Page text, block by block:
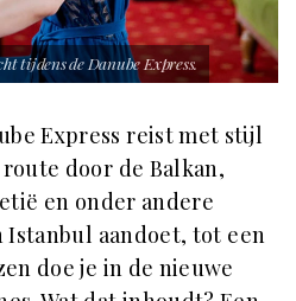
tijdens de Danube Express.
Express reist met stijl
door de Balkan,
en onder andere
Istanbul aandoet, tot een
doe je in de nieuwe